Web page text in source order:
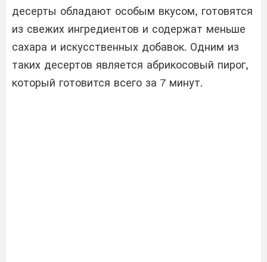
десерты обладают особым вкусом, готовятся
из свежих ингредиентов и содержат меньше
сахара и искусственных добавок. Одним из
таких десертов является абрикосовый пирог,
который готовится всего за 7 минут.